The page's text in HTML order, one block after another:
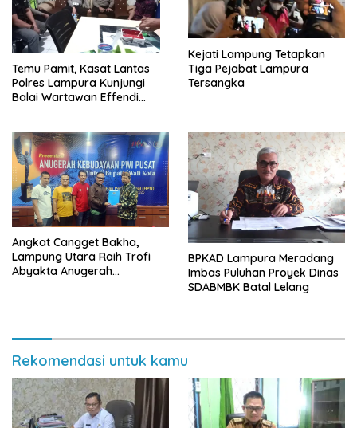
Temu Pamit, Kasat Lantas
Polres Lampura Kunjungi
Balai Wartawan Effendi
Kejati Lampung Tetapkan
Tiga Pejabat Lampura
Tersangka
Angkat Cangget Bakha,
Lampung Utara Raih Trofi
Abyakta Anugerah
BPKAD Lampura Meradang
Imbas Puluhan Proyek Dinas
SDABMBK Batal Lelang
Rekomendasi untuk kamu